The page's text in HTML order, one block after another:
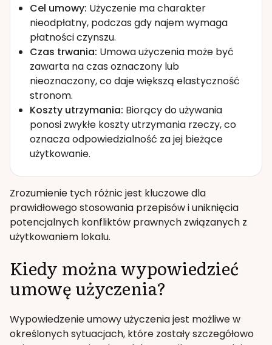
Cel umowy: Użyczenie ma charakter
nieodpłatny, podczas gdy najem wymaga
płatności czynszu.
Czas trwania: Umowa użyczenia może być
zawarta na czas oznaczony lub
nieoznaczony, co daje większą elastyczność
stronom.
Koszty utrzymania: Biorący do używania
ponosi zwykłe koszty utrzymania rzeczy, co
oznacza odpowiedzialność za jej bieżące
użytkowanie.
Zrozumienie tych różnic jest kluczowe dla
prawidłowego stosowania przepisów i uniknięcia
potencjalnych konfliktów prawnych związanych z
użytkowaniem lokalu.
Kiedy można wypowiedzieć
umowę użyczenia?
Wypowiedzenie umowy użyczenia jest możliwe w
określonych sytuacjach, które zostały szczegółowo